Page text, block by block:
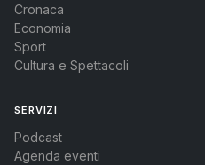
Cronaca
Economia
Sport
Cultura e Spettacoli
SERVIZI
Podcast
Agenda eventi